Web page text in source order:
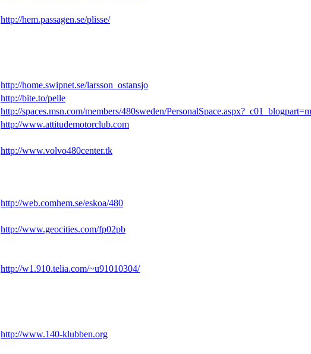
http://hem.passagen.se/plisse/
http://home.swipnet.se/larsson_ostansjo
http://bite.to/pelle
http://spaces.msn.com/members/480sweden/
http://www.attitudemotorclub.com
http://www.volvo480center.tk
http://web.comhem.se/eskoa/480
http://www.geocities.com/fp02pb
http://w1.910.telia.com/~u91010304/
http://www.140-klubben.org